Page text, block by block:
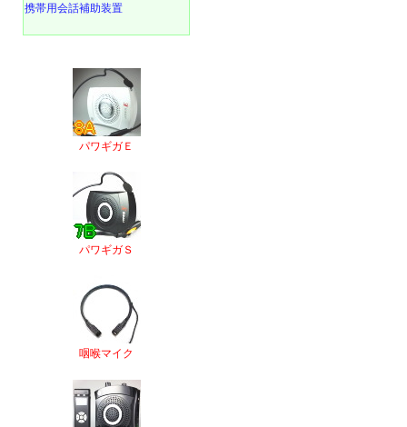
携帯用会話補助装置
パワギガＥ
パワギガＳ
咽喉マイク